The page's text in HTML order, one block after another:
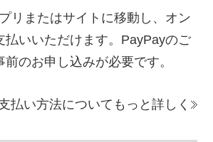
リまたはサイトに移動し、オン
払いいただけます。PayPayのご
のお申し込みが必要です。
払い方法についてもっと詳しく